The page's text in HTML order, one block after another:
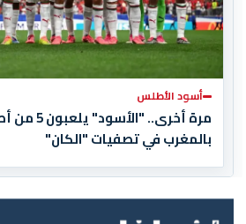
أسود الأطلس
بالمغرب في تصفيات "الكان"